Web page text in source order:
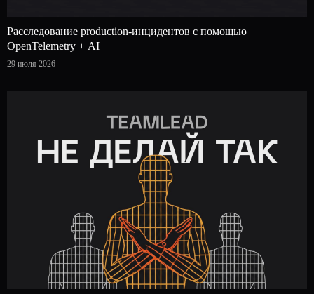
Расследование production-инцидентов с помощью
OpenTelemetry + AI
29 июля 2026